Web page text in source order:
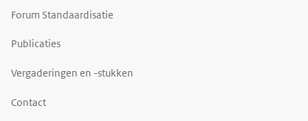
Forum Standaardisatie
Publicaties
Vergaderingen en -stukken
Contact